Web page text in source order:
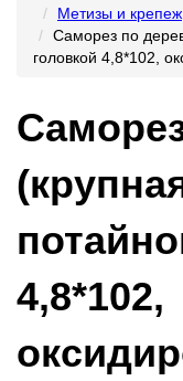
Метизы и крепеж
Саморез по
головкой 4,8*102,
4,8*102,